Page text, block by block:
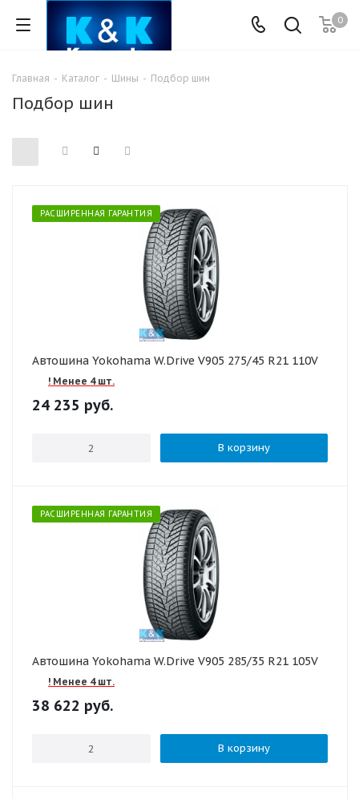
0
Главная - Каталог - Шины - Подбор шин
Подбор шин
РАСШИРЕННАЯ ГАРАНТИЯ
Автошина Yokohama W.Drive V905 275/45 R21 110V
! Менее 4 шт.
24 235 руб.
В корзину
РАСШИРЕННАЯ ГАРАНТИЯ
Автошина Yokohama W.Drive V905 285/35 R21 105V
! Менее 4 шт.
38 622 руб.
В корзину